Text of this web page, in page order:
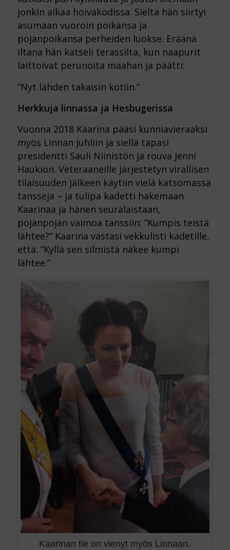
jonkin aikaa hoivakodissa. Sieltä hän siirtyi
asumaan vuoroin poikansa ja
pojanpoikansa perheiden luokse. Eräänä
iltana hän katseli terassilta, kun naapurit
laittoivat perunoita maahan ja päätti:
”Nyt lähden takaisin kotiin.”
Herkkuja linnassa ja Hesbugerissa
Vuonna 2018 Kaarina pääsi kunniavieraaksi
myös Linnan juhliin ja siellä tapasi
presidentti Sauli Niinistön ja rouva Jenni
Haukion. Veteraaneille järjestetyn virallisen
tilaisuuden jälkeen käytiin vielä katsomassa
tansseja – ja tulipa kadetti hakemaan
Kaarinaa ja hänen seuralaistaan,
pojanpojan vaimoa tanssiin: ”Kumpis teistä
lähtee?” Kaarina vastasi vekkulisti kadetille,
että: ”Kyllä sen silmistä näkee kumpi
lähtee.”
Kaarinan tie on vienyt myös Linnaan.